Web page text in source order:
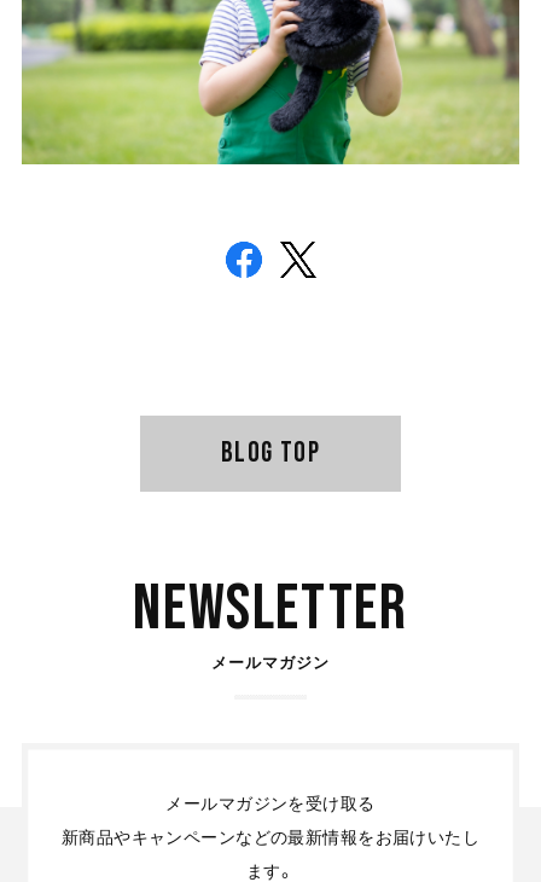
BLOG TOP
Newsletter
メールマガジン
メールマガジンを受け取る
新商品やキャンペーンなどの最新情報をお届けいたし
ます。